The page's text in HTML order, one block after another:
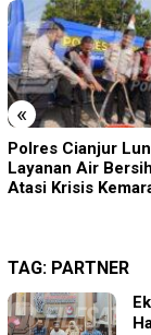
«
Sidang Tipiring,
Miras Hasil Razia
Bersalah, Satpol
TAG: PARTNER